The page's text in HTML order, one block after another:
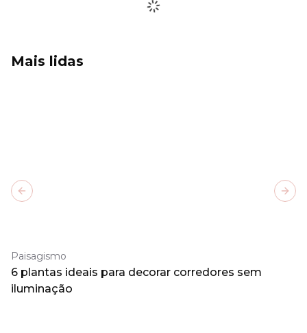
Mais lidas
Paisagismo
6 plantas ideais para decorar corredores sem
iluminação
Previous slide